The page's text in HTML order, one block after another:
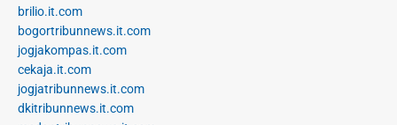
brilio.it.com
bogortribunnews.it.com
jogjakompas.it.com
cekaja.it.com
jogjatribunnews.it.com
dkitribunnews.it.com